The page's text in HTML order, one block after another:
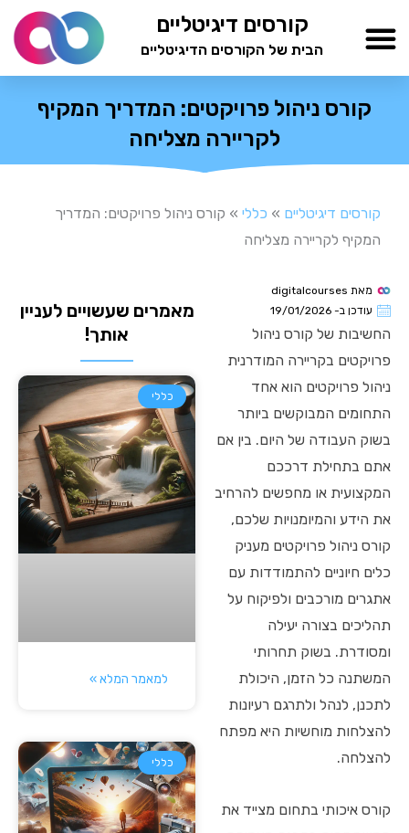
לתוכן
קורסים דיגיטליים
הבית של הקורסים הדיגיטליים
קורס ניהול פרויקטים: המדריך המקיף
לקריירה מצליחה
קורסים דיגיטליים » כללי » קורס ניהול פרויקטים: המדריך
המקיף לקריירה מצליחה
מאת
עודכן ב- 19/01/2026
החשיבות של קורס ניהול
פרויקטים בקריירה המודרנית
ניהול פרויקטים הוא אחד
התחומים המבוקשים ביותר
בשוק העבודה של היום. בין אם
אתם בתחילת דרככם
המקצועית או מחפשים להרחיב
את הידע והמיומנויות שלכם,
קורס ניהול פרויקטים מעניק
כלים חיוניים להתמודדות עם
אתגרים מורכבים ולפיקוח על
תהליכים בצורה יעילה
ומסודרת. בשוק תחרותי
המשתנה כל הזמן, היכולת
לתכנן, לנהל ולתרגם רעיונות
להצלחות מוחשיות היא מפתח
להצלחה.
קורס איכותי בתחום מצייד את
מאמרים שעשויים לעניין
אותך!
כללי
למאמר המלא »
כללי